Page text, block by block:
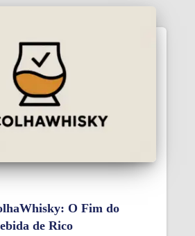
O Fim do
de Rico